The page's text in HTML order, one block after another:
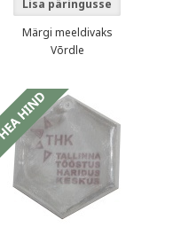
Märgi meeldivaks
Võrdle